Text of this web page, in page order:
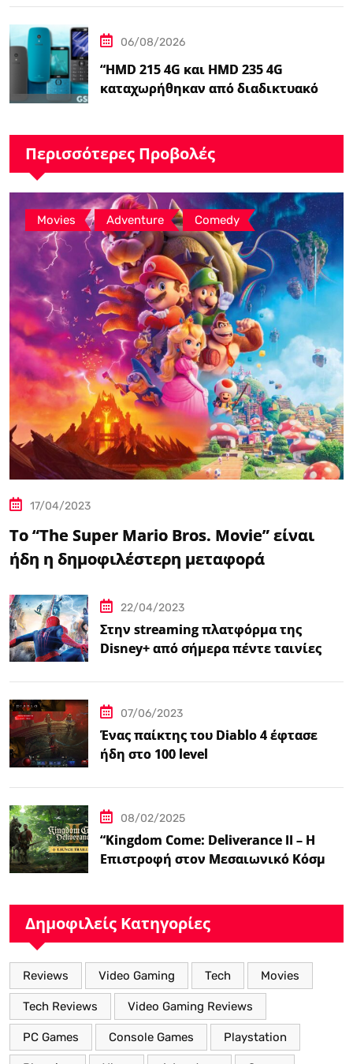
06/08/2026
“HMD 215 4G και HMD 235 4G
καταχωρήθηκαν από διαδικτυακό
Περισσότερες Προβολές
Movies , Adventure , Comedy
17/04/2023
Το “The Super Mario Bros. Movie” είναι
ήδη η δημοφιλέστερη μεταφορά
22/04/2023
Στην streaming πλατφόρμα της
Disney+ από σήμερα πέντε ταινίες
07/06/2023
Ένας παίκτης του Diablo 4 έφτασε
ήδη στο 100 level
08/02/2025
“Kingdom Come: Deliverance II – Η
Επιστροφή στον Μεσαιωνικό Κόσμο
Δημοφιλείς Κατηγορίες
Reviews Video Gaming Tech Movies
Tech Reviews Video Gaming Reviews
PC Games Console Games Playstation